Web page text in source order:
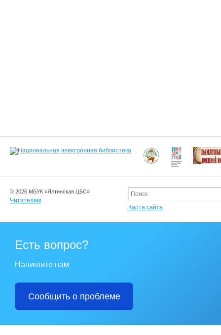
© 2026 МБУК «Ялтинская ЦБС»
Читателям
Карта сайта
Есть вопрос?
Напишите нам
Сообщить о проблеме